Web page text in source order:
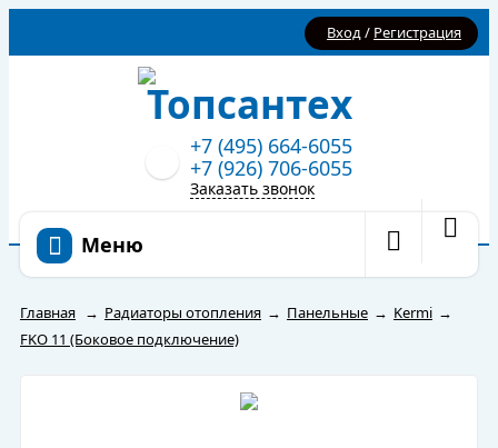
Вход/ Регистрация
+7 (495) 664-6055
+7 (926) 706-6055
Заказать звонок
Меню
Главная → Радиаторы отопления → Панельные → Kermi →
FKO 11 (Боковое подключение)